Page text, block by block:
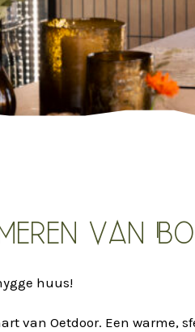
van
huus!
van Oetdoor. Een warme,